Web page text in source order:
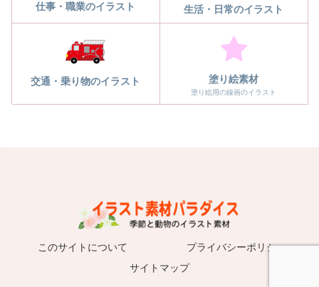
仕事・職業のイラスト 生活・日常のイラスト
交通・乗り物のイラスト 塗り絵素材
塗り絵用の線画のイラスト
このサイトについて
プライバシーポリシー
サイトマップ